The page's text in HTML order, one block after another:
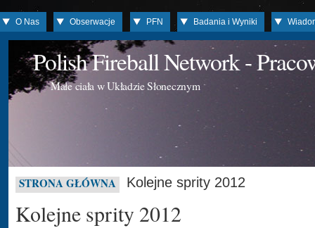
O Nas Obserwacje PFN Badania i Wyniki
Polish Fireball Network -
Małe ciała w Układzie Słonecznym
STRONA GŁÓWNA Kolejne sprity 2012
Kolejne sprity 2012